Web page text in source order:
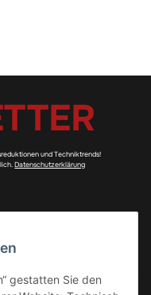
und Techniktrends!
Datenschutzerklärung
gestatten Sie den